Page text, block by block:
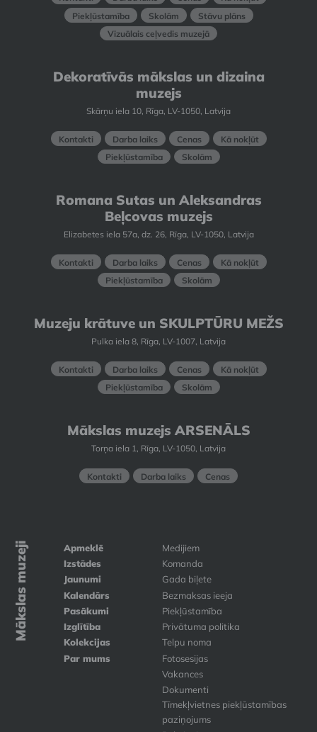
Piekļūstamība
Skolām
Stāvu plāns
Vizuālais ceļvedis muzejā
Dekoratīvās mākslas un dizaina
muzejs
Skārņu iela 10, Rīga, LV-1050, Latvija
Kontakti Darba laiks Cenas
Kā nokļūt
Piekļūstamība
Skolām
Romana Sutas un Aleksandras
Beļcovas muzejs
Elizabetes iela 57a, dz. 26, Rīga, LV-1050, Latvija
Kontakti Darba laiks Cenas
Kā nokļūt
Piekļūstamība
Skolām
Muzeju krātuve un SKULPTŪRU MEŽS
Pulka iela 8, Rīga, LV-1007, Latvija
Kontakti Darba laiks Cenas
Kā nokļūt
Piekļūstamība
Skolām
Mākslas muzejs ARSENĀLS
Torņa iela 1, Rīga, LV-1050, Latvija
Kontakti Darba laiks Cenas
Mākslas muzeji
Apmeklē
Izstādes
Jaunumi
Kalendārs
Pasākumi
Izglītība
Kolekcijas
Par mums
Medijiem
Komanda
Gada biļete
Bezmaksas ieeja
Piekļūstamība
Privātuma politika
Telpu noma
Fotosesijas
Vakances
Dokumenti
Tīmekļvietnes piekļūstamības
paziņojums